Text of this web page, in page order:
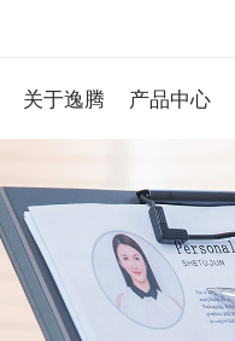
关于逸腾 产品中心